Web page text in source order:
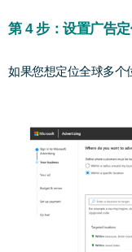
第 4 步：设置广告
如果您想定位全球多个